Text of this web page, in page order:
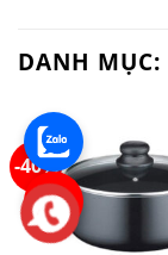
DANH MỤC:
-40%